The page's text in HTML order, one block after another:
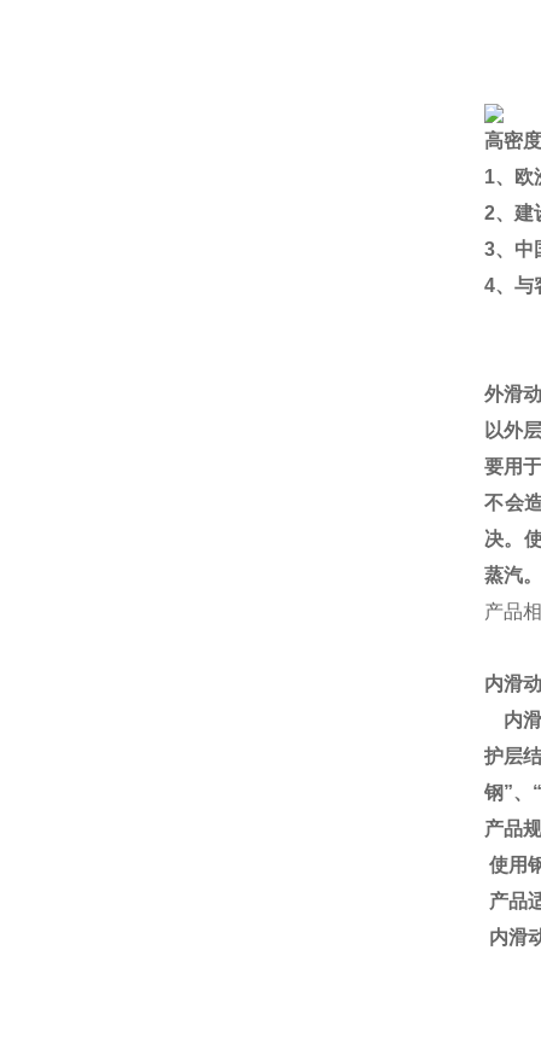
高密
1、欧
2、建
3、中
4、与
外滑
以外
要用
不会
决。
蒸汽。
产品
内滑
内
护层
钢”、 “
产品
使用
产品
内滑